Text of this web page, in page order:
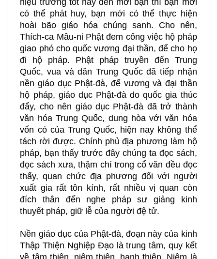
hiệu trưởng tốt này đến mời bạn thì bạn mới
có thể phát huy, bạn mới có thể thực hiện
hoài bão giáo hóa chúng sanh. Cho nên,
Thích-ca Mâu-ni Phật đem công việc hộ pháp
giao phó cho quốc vương đại thần, để cho họ
đi hộ pháp. Phật pháp truyền đến Trung
Quốc, vua và dân Trung Quốc đã tiếp nhận
nền giáo dục Phật-đà, đế vương và đại thần
hộ pháp, giáo dục Phật-đà do quốc gia thúc
đẩy, cho nên giáo dục Phật-đà đã trở thành
văn hóa Trung Quốc, dung hòa với văn hóa
vốn có của Trung Quốc, hiện nay không thể
tách rời được. Chính phủ địa phương làm hộ
pháp, bạn thấy trước đây chúng ta đọc sách,
đọc sách xưa, thậm chí trong cổ văn đều đọc
thấy, quan chức địa phương đối với người
xuất gia rất tôn kính, rất nhiều vị quan còn
đích thân đến nghe pháp sư giảng kinh
thuyết pháp, giữ lễ của người đệ tử.
Nền giáo dục của Phật-đà, đoạn này của kinh
Thập Thiện Nghiệp Đạo là trung tâm, quy kết